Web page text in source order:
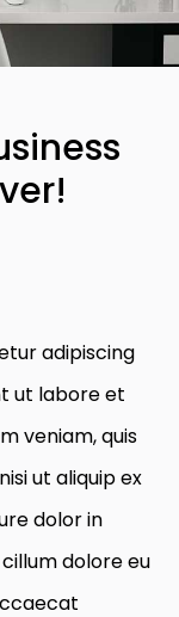
adipiscing
ut labore et
veniam, quis
ut aliquip ex
dolor in
dolore eu